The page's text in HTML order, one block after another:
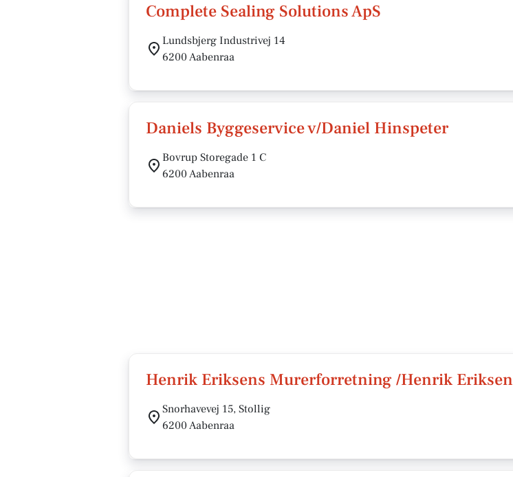
Complete Sealing Solutions ApS
Lundsbjerg Industrivej 14
6200 Aabenraa
Daniels Byggeservice v/Daniel Hinspeter
Bovrup Storegade 1 C
6200 Aabenraa
Henrik Eriksens Murerforretning /Henrik Eriksen
Snorhavevej 15, Stollig
6200 Aabenraa